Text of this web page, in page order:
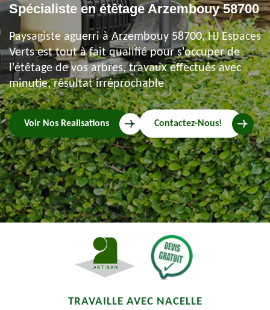
Spécialiste en étêtage Arzembouy 58700
Paysagiste aguerri à Arzembouy 58700, HJ Espaces
Verts est tout à fait qualifié pour s'occuper de
l'étêtage de vos arbres, travaux effectués avec
minutie, résultat irréprochable
Voir Nos Realisations Contactez-Nous!
TRAVAILLE AVEC NACELLE